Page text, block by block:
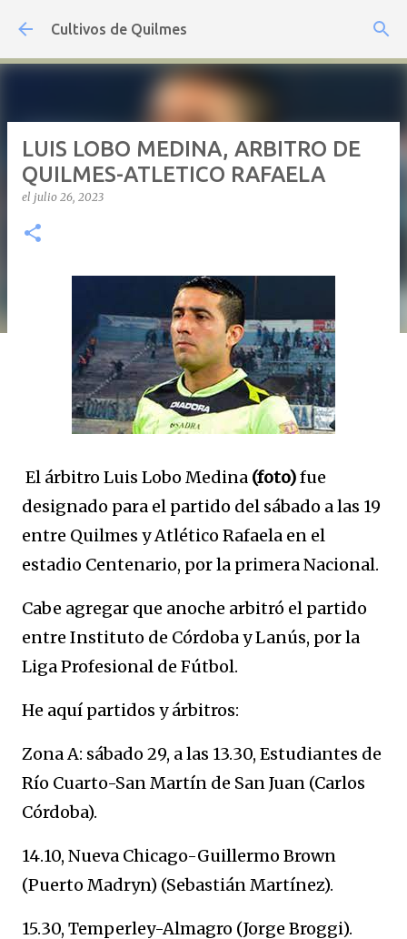
Ir al contenido principal
Cultivos de Quilmes
LUIS LOBO MEDINA, ARBITRO DE
QUILMES-ATLETICO RAFAELA
el julio 26, 2023
El árbitro Luis Lobo Medina (foto)fue
designado para el partido del sábado a las 19
entre Quilmes y Atlético Rafaela en el
estadio Centenario, por la primera Nacional.
Cabe agregar que anoche arbitró el partido
entre Instituto de Córdoba y Lanús, por la
Liga Profesional de Fútbol.
He aquí partidos y árbitros:
Zona A: sábado 29, a las 13.30, Estudiantes de
Río Cuarto-San Martín de San Juan (Carlos
Córdoba).
14.10, Nueva Chicago-Guillermo Brown
(Puerto Madryn) (Sebastián Martínez).
15.30, Temperley-Almagro (Jorge Broggi).